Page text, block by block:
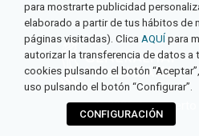
© 2026 Aeropuerto
para mostrarte publicidad
elaborado a partir de tus hábitos de
páginas visitadas). Clica AQUÍ para
autorizar la transferencia de datos a
cookies pulsando el botón
uso pulsando el botón “Configurar”.
CONFIGURACIÓN